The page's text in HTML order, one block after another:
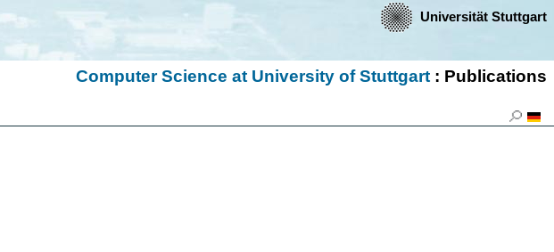
Universität Stuttgart
Computer Science at University of Stuttgart : Publications